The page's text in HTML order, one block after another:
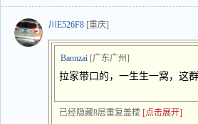
川E526F8 [重庆]
Bannzai [广东广州]
拉家带口的，一生生一窝，这
已经隐藏8层重复盖楼 [点击展开]